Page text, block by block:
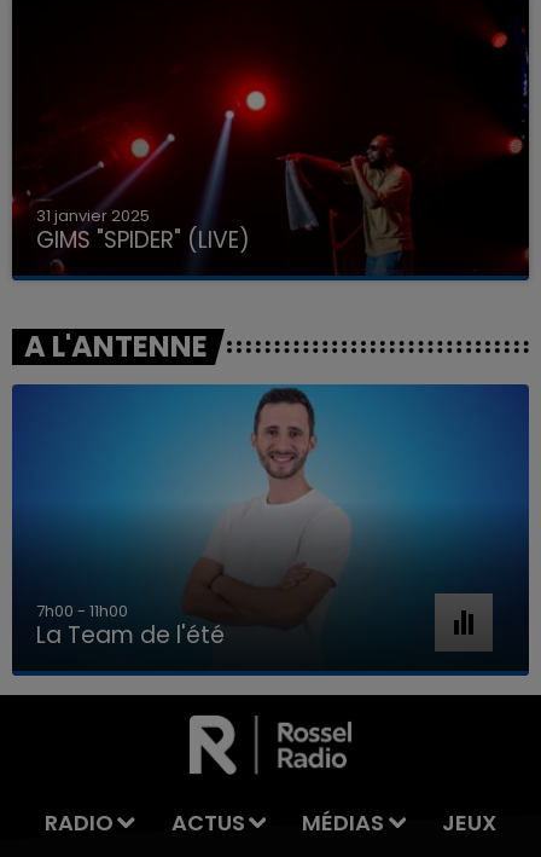
LA TEAM DE L'ÉTÉ
31 janvier 2025
GIMS "SPIDER" (LIVE)
A L'ANTENNE
7h00 - 11h00
La Team de l'été
RADIO ACTUS MÉDIAS JEUX